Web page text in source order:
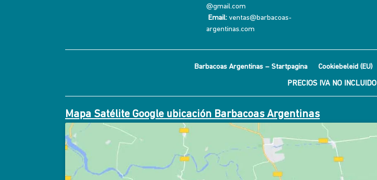
@gmail.com
Email: ventas@barbacoas-
argentinas.com
Barbacoas Argentinas – Startpagina Cookiebeleid (EU)
PRECIOS IVA NO INCLUIDO
Mapa Satélite Google ubicación Barbacoas Argentinas